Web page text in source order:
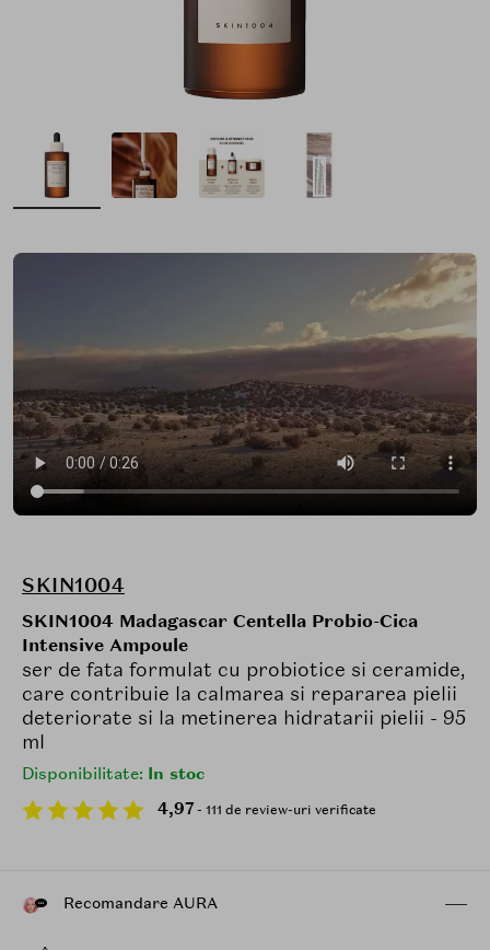
SKIN1004
SKIN1004 Madagascar Centella Probio-Cica
Intensive Ampoule
ser de fata formulat cu probiotice si ceramide,
care contribuie la calmarea si repararea pielii
deteriorate si la metinerea hidratarii pielii - 95
ml
Disponibilitate: In stoc
4,97 - 111 de review-uri verificate
Recomandare AURA